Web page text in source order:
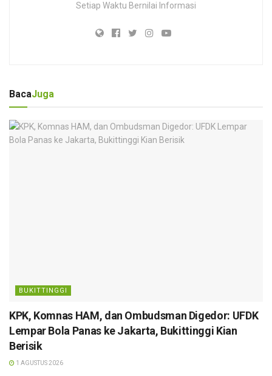
Setiap Waktu Bernilai Informasi
BacaJuga
BUKITTINGGI
KPK, Komnas HAM, dan Ombudsman Digedor: UFDK
Lempar Bola Panas ke Jakarta, Bukittinggi Kian
Berisik
1 AGUSTUS 2026